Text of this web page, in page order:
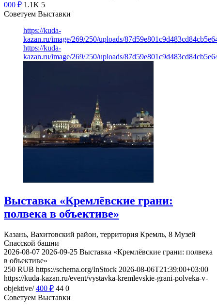
000 ₽ 1.1K 5
Советуем Выставки
https://kuda-
kazan.ru/image/269/250/uploads/
https://kuda-
kazan.ru/image/269/250/uploads/
Выставка «Кремлёвские грани:
полвека в объективе»
Казань, Вахитовский район, территория Кремль, 8 Музей
Спасской башни
2026-08-07 2026-09-25 Выставка «Кремлёвские грани: полвека
в объективе»
250 RUB https://schema.org/InStock 2026-08-06T21:39:00+03:00
https://kuda-kazan.ru/event/vystavka-kremlevskie-grani-polveka-v-
objektive/ 400 ₽ 44 0
Советуем Выставки